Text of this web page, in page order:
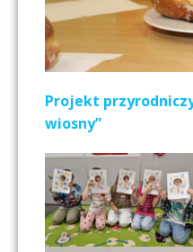
Projekt
wiosny”